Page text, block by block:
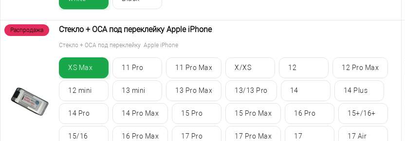
Распродажа Стекло + ОСА под переклейку Apple iPhone
Стекло + ОСА под переклейку Apple iPhone
XS Max 11 Pro 11 Pro Max X/XS 12 12 Pro Max
12 mini 13 mini 13 Pro Max 13/13 Pro 14 14 Plus
14 Pro 14 Pro Max 15 Pro 15 Pro Max 16 Pro 15+/16+
15/16 16 Pro Max 17 Pro 17 Pro Max 17 17 Air